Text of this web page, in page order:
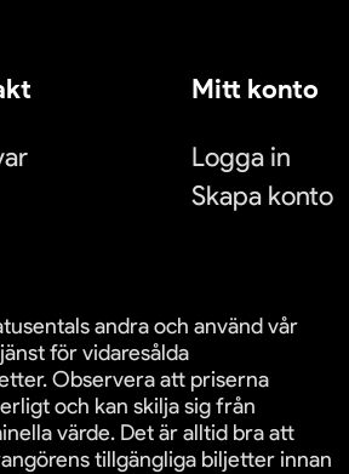
Mitt konto
Logga in
Skapa konto
andra och använd vår
för vidaresålda
Observera att priserna
och kan skilja sig från
värde. Det är alltid bra att
tillgängliga biljetter innan